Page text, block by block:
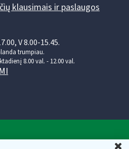
klausimais ir paslaugos
V 8.00-15.45.
trumpiau.
8.00 val. - 12.00 val.